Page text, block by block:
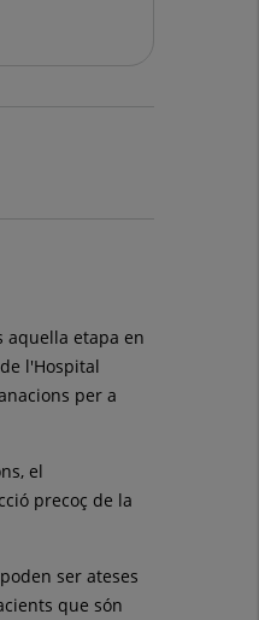
aquella etapa en
l'Hospital
per a
el
precoç de la
ser ateses
que són